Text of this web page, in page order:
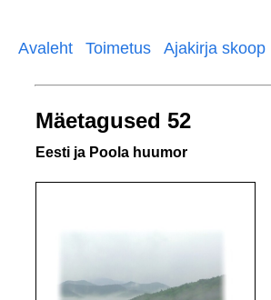
Avaleht Toimetus Ajakirja skoop
Mäetagused 52
Eesti ja Poola huumor